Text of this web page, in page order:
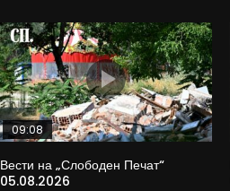
09:08
Вести на „Слободен Печат“
05.08.2026